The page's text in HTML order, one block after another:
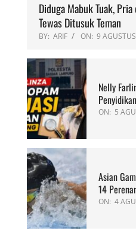
Diduga Mabuk Tuak,
Tewas Ditusuk Teman
BY: ARIF ON: 9
Nelly
ON: 5
Asian
14
ON: 4